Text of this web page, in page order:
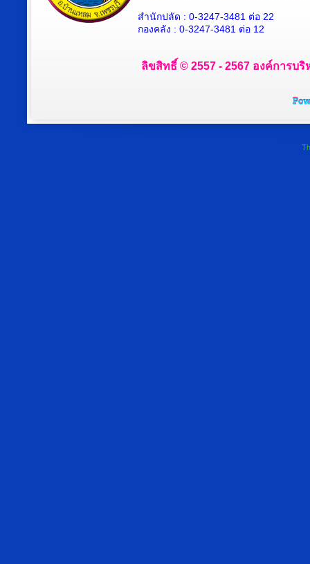
สำนักปลัด : 0-3247-3481 ต่อ 22
กองคลัง : 0-3247-3481 ต่อ 12
ลิขสิทธิ์ © 2557 - 2567 องค์การบ